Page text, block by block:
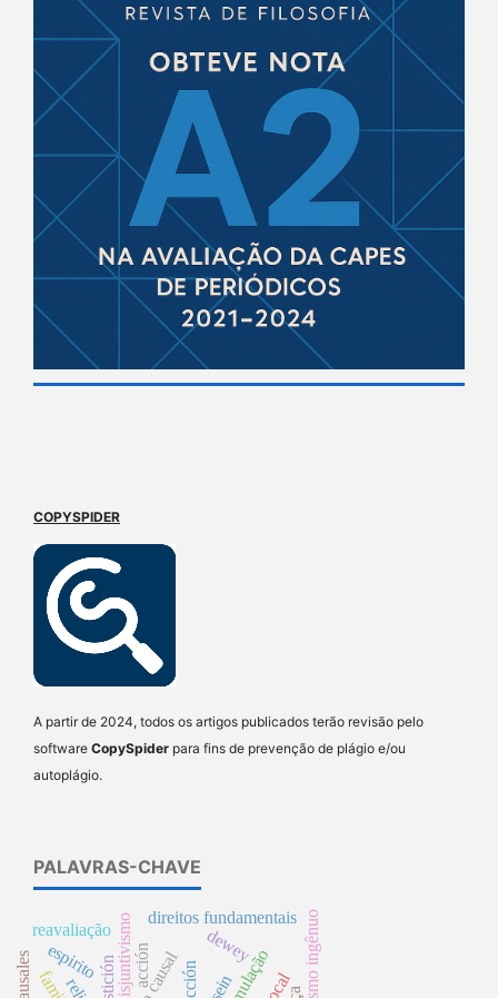
COPYSPIDER
A partir de 2024, todos os artigos publicados terão revisão pelo
software CopySpider para fins de prevenção de plágio e/ou
autoplágio.
PALAVRAS-CHAVE
disjuntivismo realismo ingênuo
dewey
direitos fundamentais
espirito
reavaliação
acción